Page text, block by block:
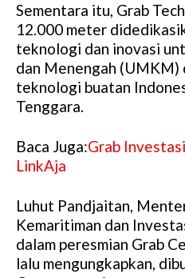
Sementara itu, Grab
12.000 meter
teknologi dan inovasi
dan Menengah (UMKM)
teknologi buatan
Tenggara.
Baca Juga:Grab
LinkAja
Luhut Pandjaitan,
Kemaritiman dan
dalam peresmian Grab
lalu mengungkapkan,